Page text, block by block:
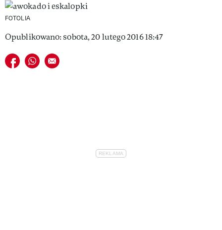
VIVA!MAN
MAGAZYN VIVA!
FOTOLIA
Opublikowano: sobota, 20 lutego 2016 18:47
Udostępnij na facebook
Udostępnij na whatsapp
E-mail do przyjaciela